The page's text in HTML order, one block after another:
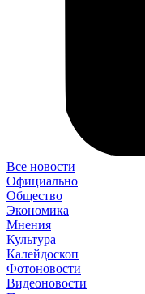
Все новости
Официально
Общество
Экономика
Мнения
Культура
Калейдоскоп
Фотоновости
Видеоновости